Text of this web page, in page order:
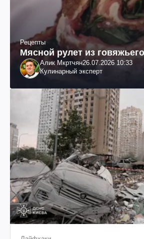
Рецепты
Мясной рулет из
Алик Мкртчян26.07.2026 10:33
Кулинарный эксперт